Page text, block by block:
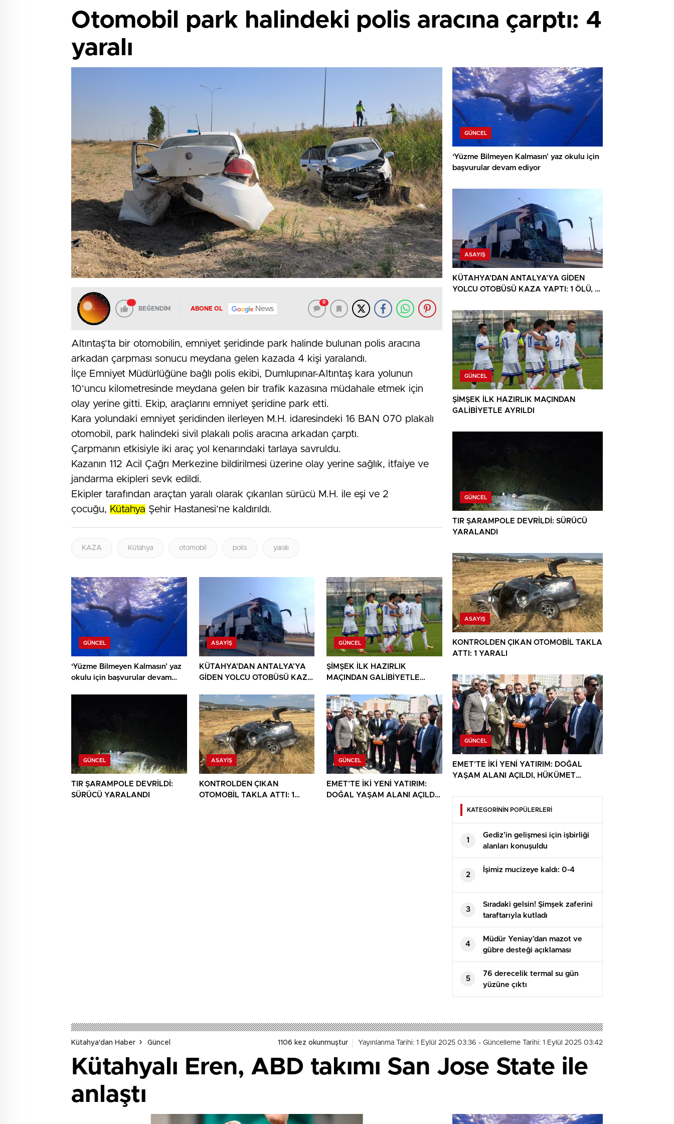
Otomobil park halindeki polis aracına çarptı: 4
yaralı
BEĞENDİM ABONE OL News
0
Altıntaş’ta bir otomobilin, emniyet şeridinde park halinde bulunan polis aracına
arkadan çarpması sonucu meydana gelen kazada 4 kişi yaralandı.
İlçe Emniyet Müdürlüğüne bağlı polis ekibi, Dumlupınar-Altıntaş kara yolunun
10’uncu kilometresinde meydana gelen bir trafik kazasına müdahale etmek için
olay yerine gitti. Ekip, araçlarını emniyet şeridine park etti.
Kara yolundaki emniyet şeridinden ilerleyen M.H. idaresindeki 16 BAN 070 plakalı
otomobil, park halindeki sivil plakalı polis aracına arkadan çarptı.
Çarpmanın etkisiyle iki araç yol kenarındaki tarlaya savruldu.
Kazanın 112 Acil Çağrı Merkezine bildirilmesi üzerine olay yerine sağlık, itfaiye ve
jandarma ekipleri sevk edildi.
Ekipler tarafından araçtan yaralı olarak çıkarılan sürücü M.H. ile eşi ve 2
çocuğu, Kütahya Şehir Hastanesi’ne kaldırıldı.
KAZA Kütahya otomobil polis yaralı
GÜNCEL
‘Yüzme Bilmeyen Kalmasın’ yaz
okulu için başvurular devam
ASAYIŞ
KÜTAHYA’DAN ANTALYA’YA
GİDEN YOLCU OTOBÜSÜ KAZA
GÜNCEL
ŞİMŞEK İLK HAZIRLIK
MAÇINDAN GALİBİYETLE
GÜNCEL
TIR ŞARAMPOLE DEVRİLDİ:
SÜRÜCÜ YARALANDI
ASAYIŞ
KONTROLDEN ÇIKAN
OTOMOBİL TAKLA ATTI: 1
GÜNCEL
EMET’TE İKİ YENİ YATIRIM:
DOĞAL YAŞAM ALANI AÇILDI,
GÜNCEL
‘Yüzme Bilmeyen Kalmasın’ yaz okulu için
başvurular devam ediyor
ASAYIŞ
KÜTAHYA’DAN ANTALYA’YA GİDEN
YOLCU OTOBÜSÜ KAZA YAPTI: 1 ÖLÜ, 15
GÜNCEL
ŞİMŞEK İLK HAZIRLIK MAÇINDAN
GALİBİYETLE AYRILDI
GÜNCEL
TIR ŞARAMPOLE DEVRİLDİ: SÜRÜCÜ
YARALANDI
ASAYIŞ
KONTROLDEN ÇIKAN OTOMOBİL TAKLA
ATTI: 1 YARALI
GÜNCEL
EMET’TE İKİ YENİ YATIRIM: DOĞAL
YAŞAM ALANI AÇILDI, HÜKÜMET
KATEGORİNİN POPÜLERLERİ
1
Gediz’in gelişmesi için işbirliği
alanları konuşuldu
2
İşimiz mucizeye kaldı: 0-4
3
Sıradaki gelsin! Şimşek zaferini
taraftarıyla kutladı
4
Müdür Yeniay’dan mazot ve
gübre desteği açıklaması
5
76 derecelik termal su gün
yüzüne çıktı
Kütahya'dan Haber Güncel 1106 kez okunmuştur Yayınlanma Tarihi: 1 Eylül 2025 03:36 - Güncelleme Tarihi: 1 Eylül 2025 03:42
Kütahyalı Eren, ABD takımı San Jose State ile
anlaştı